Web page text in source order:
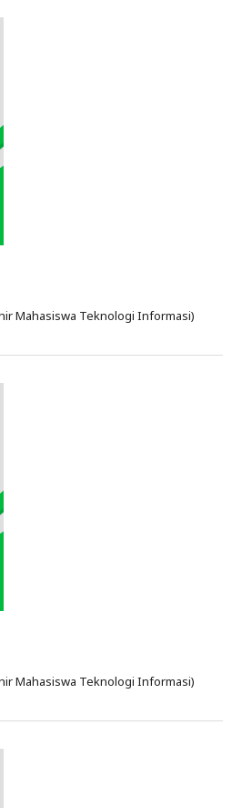
Mahasiswa Teknologi Informasi)
Mahasiswa Teknologi Informasi)